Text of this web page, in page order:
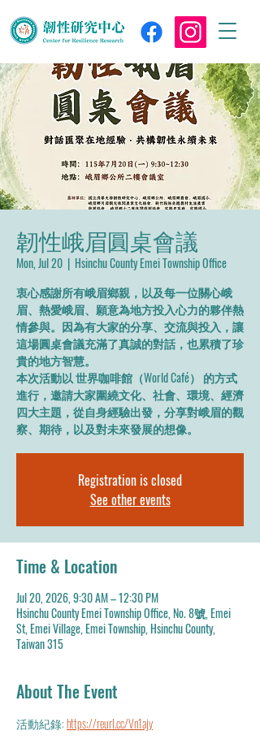
韌性峨眉圓桌會議
Mon, Jul 20
  |
Hsinchu County Emei Township Office
衷心感謝所有峨眉鄉親，以及每一位關心峨
眉、熱愛峨眉、願意為地方投入心力的夥伴熱
情參與。因為有大家的分享、交流與投入，讓
這場圓桌會議充滿了真誠的對話，也累積了珍
貴的地方智慧。
本次活動以 世界咖啡館（World Café） 的方式
進行，邀請大家圍繞文化、社會、環境、經濟
四大主題，從自身經驗出發，分享對峨眉的觀
察、期待，以及對未來發展的想像。
Registration is closed
See other events
Time & Location
Jul 20, 2026, 9:30 AM – 12:30 PM
Hsinchu County Emei Township Office, No. 8號, Emei
St, Emei Village, Emei Township, Hsinchu County,
Taiwan 315
About The Event
活動紀錄: https://reurl.cc/Vn1ajy